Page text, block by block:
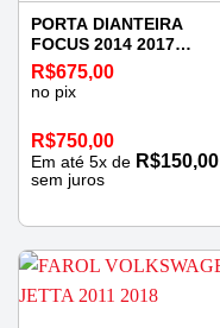
PORTA DIANTEIRA
FOCUS 2014 2017
ESQUERDA
R$675,00
no pix
R$750,00
Em até 5x de R$150,00
sem juros